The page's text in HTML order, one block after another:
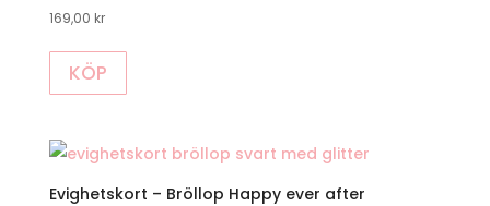
169,00 kr
KÖP
Evighetskort – Bröllop Happy ever after